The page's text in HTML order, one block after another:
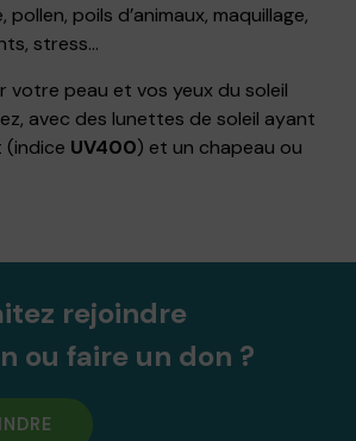
pollen, poils d’animaux, maquillage,
stress…
votre peau et vos yeux du soleil
avec des lunettes de soleil ayant
(indice UV400) et un chapeau ou
rejoindre
ou faire un don ?